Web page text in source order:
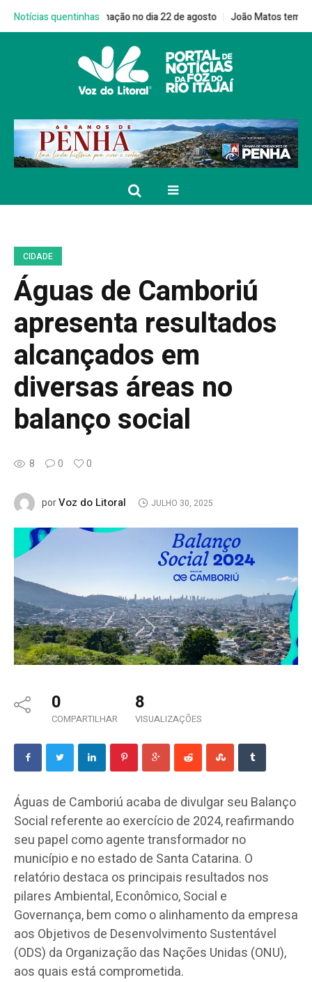
Notícias quentinhas
Multivacinação no dia 22 de agosto João Matos tem candidatura
CIDADE
Águas de Camboriú
apresenta resultados
alcançados em
diversas áreas no
balanço social
8 0 0
porVoz do Litoral JULHO 30, 2025
0
COMPARTILHAR
8
VISUALIZAÇÕES
Águas de Camboriú acaba de divulgar seu Balanço
Social referente ao exercício de 2024, reafirmando
seu papel como agente transformador no
município e no estado de Santa Catarina. O
relatório destaca os principais resultados nos
pilares Ambiental, Econômico, Social e
Governança, bem como o alinhamento da empresa
aos Objetivos de Desenvolvimento Sustentável
(ODS) da Organização das Nações Unidas (ONU),
aos quais está comprometida.